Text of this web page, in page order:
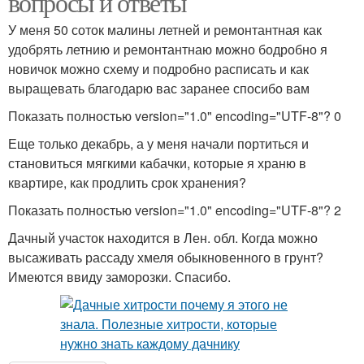
У меня 50 соток малины летней и ремонтантная как
удобрять летнию и ремонтантнаю можно бодробно я
новичок можно схему и подробно расписать и как
выращевать благодарю вас заранее спосибо вам
Показать полностью version="1.0" encoding="UTF-8"? 0
Еще только декабрь, а у меня начали портиться и
становиться мягкими кабачки, которые я храню в
квартире, как продлить срок хранения?
Показать полностью version="1.0" encoding="UTF-8"? 2
Дачный участок находится в Лен. обл. Когда можно
высаживать рассаду хмеля обыкновенного в грунт?
Имеются ввиду заморозки. Спасибо.